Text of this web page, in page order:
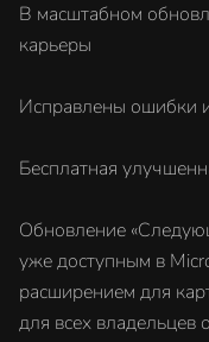
В масштабном
карьеры
Исправлены ошибки
Бесплатная
Обновление
уже доступным в
расширением для
для всех владельцев